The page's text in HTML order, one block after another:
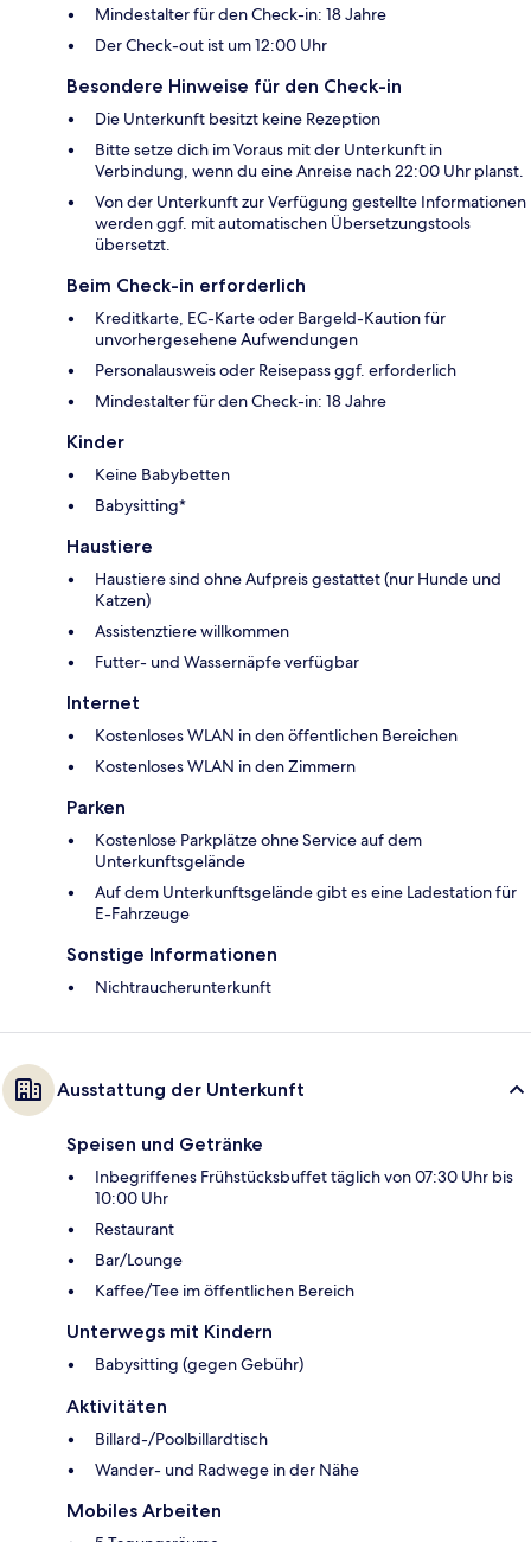
Mindestalter für den Check-in: 18 Jahre
Der Check-out ist um 12:00 Uhr
Besondere Hinweise für den Check-in
Die Unterkunft besitzt keine Rezeption
Bitte setze dich im Voraus mit der Unterkunft in
Verbindung, wenn du eine Anreise nach 22:00 Uhr planst.
Von der Unterkunft zur Verfügung gestellte Informationen
werden ggf. mit automatischen Übersetzungstools
übersetzt.
Beim Check-in erforderlich
Kreditkarte, EC-Karte oder Bargeld-Kaution für
unvorhergesehene Aufwendungen
Personalausweis oder Reisepass ggf. erforderlich
Mindestalter für den Check-in: 18 Jahre
Kinder
Keine Babybetten
Babysitting*
Haustiere
Haustiere sind ohne Aufpreis gestattet (nur Hunde und
Katzen)
Assistenztiere willkommen
Futter- und Wassernäpfe verfügbar
Internet
Kostenloses WLAN in den öffentlichen Bereichen
Kostenloses WLAN in den Zimmern
Parken
Kostenlose Parkplätze ohne Service auf dem
Unterkunftsgelände
Auf dem Unterkunftsgelände gibt es eine Ladestation für
E-Fahrzeuge
Sonstige Informationen
Nichtraucherunterkunft
Ausstattung der Unterkunft
Speisen und Getränke
Inbegriffenes Frühstücksbuffet täglich von 07:30 Uhr bis
10:00 Uhr
Restaurant
Bar/Lounge
Kaffee/Tee im öffentlichen Bereich
Unterwegs mit Kindern
Babysitting (gegen Gebühr)
Aktivitäten
Billard-/Poolbillardtisch
Wander- und Radwege in der Nähe
Mobiles Arbeiten